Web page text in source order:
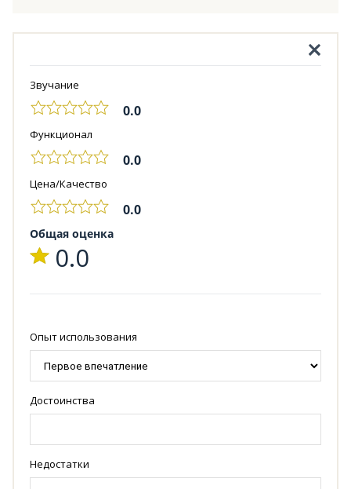
Звучание
0.0
Функционал
0.0
Цена/Качество
0.0
Общая оценка
0.0
Опыт использования
Достоинства
Недостатки